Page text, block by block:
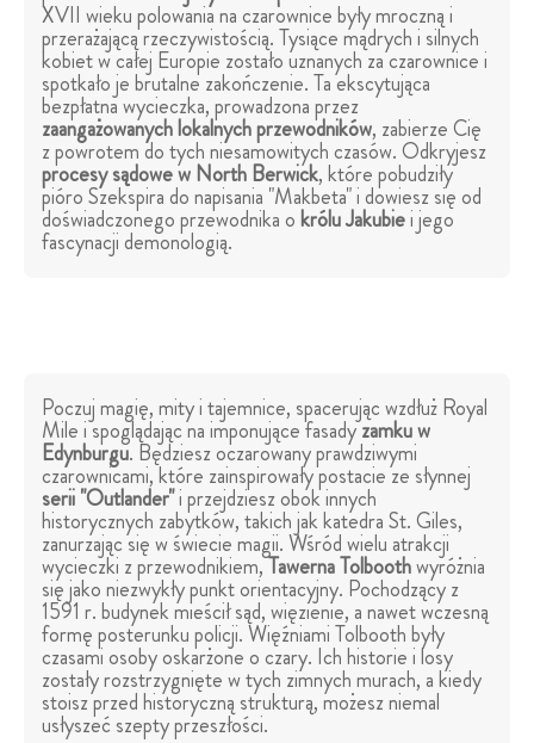
XVII wieku polowania na czarownice były mroczną i
przerażającą rzeczywistością. Tysiące mądrych i silnych
kobiet w całej Europie zostało uznanych za czarownice i
spotkało je brutalne zakończenie. Ta ekscytująca
bezpłatna wycieczka, prowadzona przez
zaangażowanych lokalnych przewodników, zabierze Cię
z powrotem do tych niesamowitych czasów. Odkryjesz
procesy sądowe w North Berwick, które pobudziły
pióro Szekspira do napisania "Makbeta" i dowiesz się od
doświadczonego przewodnika okrólu Jakubiei jego
fascynacji demonologią.
Poczuj magię, mity i tajemnice, spacerując wzdłuż Royal
Mile i spoglądając na imponujące fasadyzamku w
Edynburgu. Będziesz oczarowany prawdziwymi
czarownicami, które zainspirowały postacie ze słynnej
serii "Outlander"i przejdziesz obok innych
historycznych zabytków, takich jak katedra St. Giles,
zanurzając się w świecie magii. Wśród wielu atrakcji
wycieczki z przewodnikiem,Tawerna Tolboothwyróżnia
się jako niezwykły punkt orientacyjny. Pochodzący z
1591 r. budynek mieścił sąd, więzienie, a nawet wczesną
formę posterunku policji. Więźniami Tolbooth były
czasami osoby oskarżone o czary. Ich historie i losy
zostały rozstrzygnięte w tych zimnych murach, a kiedy
stoisz przed historyczną strukturą, możesz niemal
usłyszeć szepty przeszłości.